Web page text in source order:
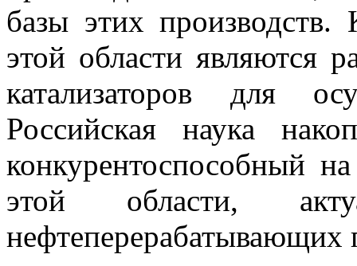
базы этих
этой области являются
катализаторов для
Российская наука
конкурентоспособный
этой области,
нефтеперерабатывающих